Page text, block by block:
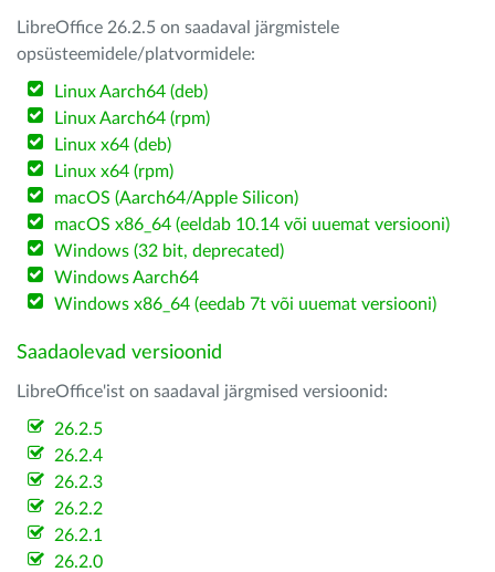
LibreOffice 26.2.5 on saadaval järgmistele
opsüsteemidele/platvormidele:
Linux Aarch64 (deb)
Linux Aarch64 (rpm)
Linux x64 (deb)
Linux x64 (rpm)
macOS (Aarch64/Apple Silicon)
macOS x86_64 (eeldab 10.14 või uuemat versiooni)
Windows (32 bit, deprecated)
Windows Aarch64
Windows x86_64 (eedab 7t või uuemat versiooni)
Saadaolevad versioonid
LibreOffice'ist on saadaval järgmised versioonid:
26.2.5
26.2.4
26.2.3
26.2.2
26.2.1
26.2.0